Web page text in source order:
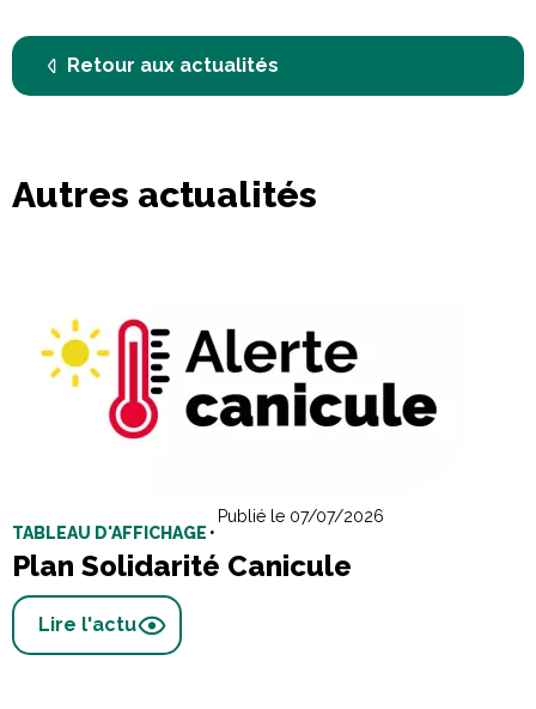
Retour aux actualités
Autres actualités
TABLEAU D'AFFICHAGE •
Publié le 07/07/2026
Plan Solidarité Canicule
Lire l'actu